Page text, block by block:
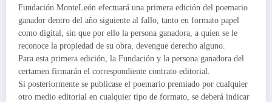
Fundación MonteLeón efectuará una primera edición del poemario
ganador dentro del año siguiente al fallo, tanto en formato papel
como digital, sin que por ello la persona ganadora, a quien se le
reconoce la propiedad de su obra, devengue derecho alguno.
Para esta primera edición, la Fundación y la persona ganadora del
certamen firmarán el correspondiente contrato editorial.
Si posteriormente se publicase el poemario premiado por cualquier
otro medio editorial en cualquier tipo de formato, se deberá indicar